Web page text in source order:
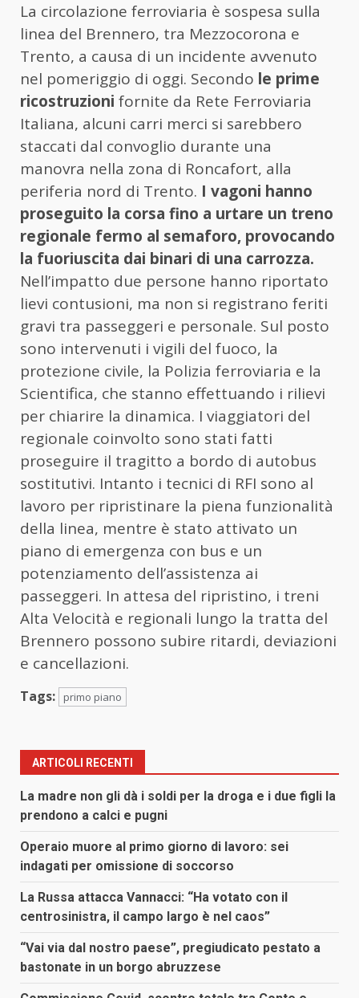
La circolazione ferroviaria è sospesa sulla
linea del Brennero, tra Mezzocorona e
Trento, a causa di un incidente avvenuto
nel pomeriggio di oggi. Secondo le prime
ricostruzioni fornite da Rete Ferroviaria
Italiana, alcuni carri merci si sarebbero
staccati dal convoglio durante una
manovra nella zona di Roncafort, alla
periferia nord di Trento. I vagoni hanno
proseguito la corsa fino a urtare un treno
regionale fermo al semaforo, provocando
la fuoriuscita dai binari di una carrozza.
Nell’impatto due persone hanno riportato
lievi contusioni, ma non si registrano feriti
gravi tra passeggeri e personale. Sul posto
sono intervenuti i vigili del fuoco, la
protezione civile, la Polizia ferroviaria e la
Scientifica, che stanno effettuando i rilievi
per chiarire la dinamica. I viaggiatori del
regionale coinvolto sono stati fatti
proseguire il tragitto a bordo di autobus
sostitutivi. Intanto i tecnici di RFI sono al
lavoro per ripristinare la piena funzionalità
della linea, mentre è stato attivato un
piano di emergenza con bus e un
potenziamento dell’assistenza ai
passeggeri. In attesa del ripristino, i treni
Alta Velocità e regionali lungo la tratta del
Brennero possono subire ritardi, deviazioni
e cancellazioni.
Tags: primo piano
ARTICOLI RECENTI
La madre non gli dà i soldi per la droga e i due figli la
prendono a calci e pugni
Operaio muore al primo giorno di lavoro: sei
indagati per omissione di soccorso
La Russa attacca Vannacci: “Ha votato con il
centrosinistra, il campo largo è nel caos”
“Vai via dal nostro paese”, pregiudicato pestato a
bastonate in un borgo abruzzese